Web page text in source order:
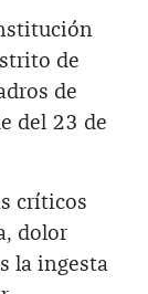
de
de
del 23 de
críticos
dolor
la ingesta